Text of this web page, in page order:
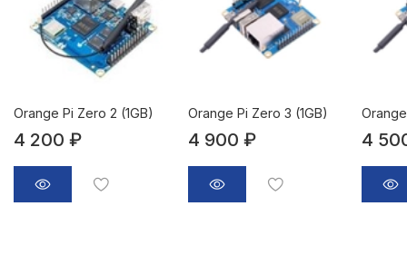
Orange Pi Zero 2 (1GB)
4 200 ₽
Orange Pi Zero 3 (1GB)
4 900 ₽ 4